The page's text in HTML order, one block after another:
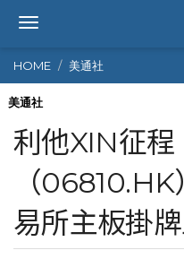
T
g
g
l
n
a
v
g
a
t
HOME 美通社
美通社
利他XIN征程
（
易所主板掛